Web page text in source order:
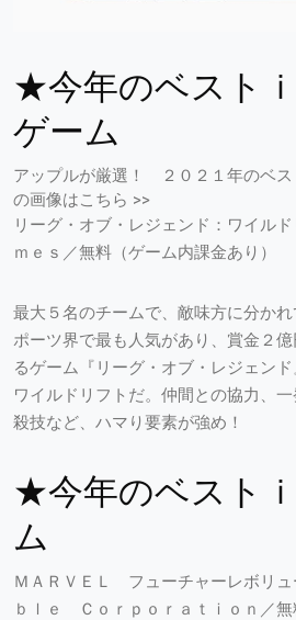
★今年のベスト
ゲーム
アップルが厳選！ ２０２１年のベス
の画像はこちら >>
リーグ・オブ・レジェンド：ワイ
ｍｅｓ／無料（ゲーム内課金あり）
最大５名のチームで、敵味方に分か
ポーツ界で最も人気があり、賞金２
るゲーム『リーグ・オブ・レジェンド
ワイルドリフトだ。仲間との協力、
殺技など、ハマり要素が強め！
★今年のベスト
ム
ＭＡＲＶＥＬ フューチャーレボリ
ｂｌｅ Ｃｏｒｐｏｒａｔｉｏｎ／無